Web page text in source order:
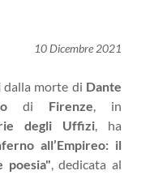
10 Dicembre 2021
dalla morte di Dante
di Firenze, in
degli Uffizi, ha
all’Empireo: il
poesia", dedicata al